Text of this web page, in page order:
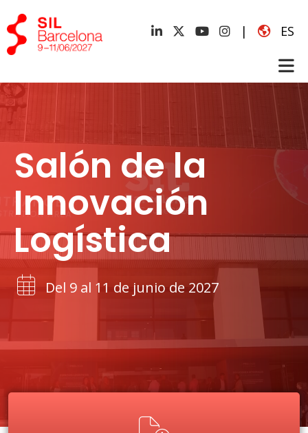
| ES
Salón de la
Innovación
Logística
Del 9 al 11 de junio de 2027